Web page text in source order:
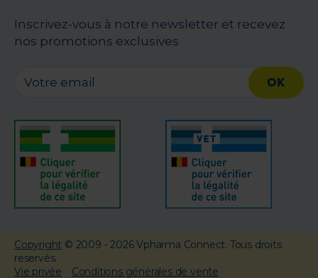
Inscrivez-vous à notre newsletter et recevez
nos promotions exclusives
OK
Copyright © 2009 - 2026 Vpharma Connect. Tous droits
reservés.
Vie privée
Conditions générales de vente